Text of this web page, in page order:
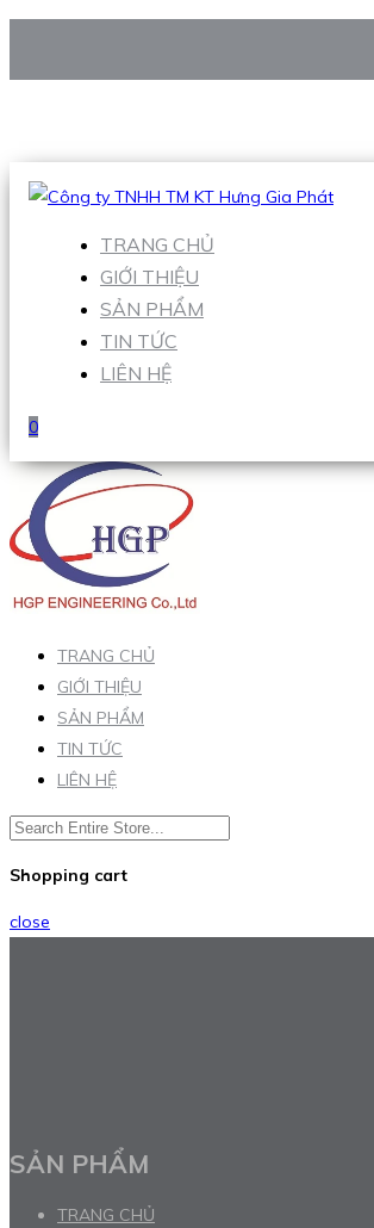
Hotline:0938 906 663
TRANG CHỦ
GIỚI THIỆU
SẢN PHẨM
TIN TỨC
LIÊN HỆ
0
TRANG CHỦ
GIỚI THIỆU
SẢN PHẨM
TIN TỨC
LIÊN HỆ
Shopping cart
close
SẢN PHẨM
TRANG CHỦ